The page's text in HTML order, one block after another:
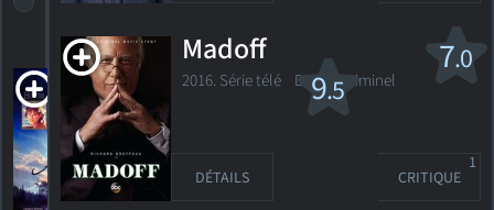
9.5
Always
1989. 2h02m Drame fantastique
7.0
Madoff
2016. Série télé Drame criminel
DÉTAILS CRITIQUE
1